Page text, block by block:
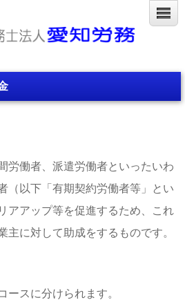
労働者、派遣労働者といったいわ
（以下「有期契約労働者等」とい
アアップ等を促進するため、これ
主に対して助成をするものです。
ースに分けられます。